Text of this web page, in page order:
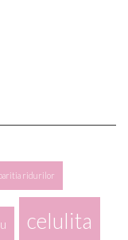
ridurilor
celulita